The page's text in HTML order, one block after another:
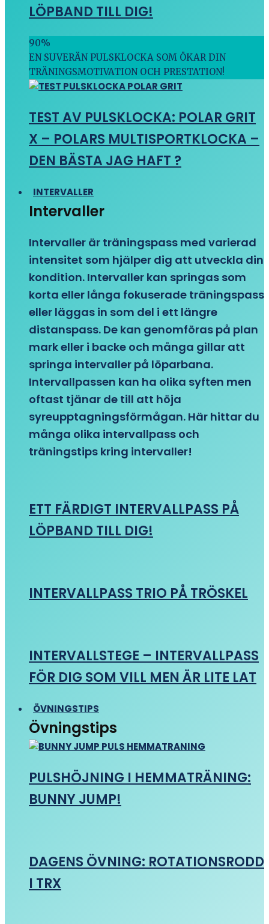
LÖPBAND TILL DIG!
90%
EN SUVERÄN PULSKLOCKA SOM ÖKAR DIN
TRÄNINGSMOTIVATION OCH PRESTATION!
TEST AV PULSKLOCKA: POLAR GRIT
X – POLARS MULTISPORTKLOCKA –
DEN BÄSTA JAG HAFT ?
INTERVALLER
Intervaller
Intervaller är träningspass med varierad
intensitet som hjälper dig att utveckla din
kondition. Intervaller kan springas som
korta eller långa fokuserade träningspass
eller läggas in som del i ett längre
distanspass. De kan genomföras på plan
mark eller i backe och många gillar att
springa intervaller på löparbana.
Intervallpassen kan ha olika syften men
oftast tjänar de till att höja
syreupptagningsförmågan. Här hittar du
många olika intervallpass och
träningstips kring intervaller!
ETT FÄRDIGT INTERVALLPASS PÅ
LÖPBAND TILL DIG!
INTERVALLPASS TRIO PÅ TRÖSKEL
INTERVALLSTEGE – INTERVALLPASS
FÖR DIG SOM VILL MEN ÄR LITE LAT
ÖVNINGSTIPS
Övningstips
PULSHÖJNING I HEMMATRÄNING:
BUNNY JUMP!
DAGENS ÖVNING: ROTATIONSRODD
I TRX